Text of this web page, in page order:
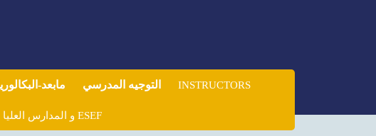
مابعد- التوجيه المدرسي INSTRUCTORS
ولوج المدارس العليا للأساتذة ENS و المدارس العليا للتربية والتكوين ESEF